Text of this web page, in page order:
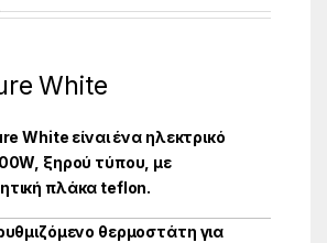
White
White είναι ένα ηλεκτρικό
ξηρού τύπου, με
πλάκα teflon.
θερμοστάτη για